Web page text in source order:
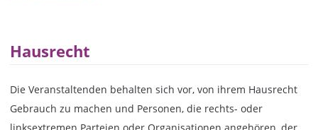
Hausrecht
Die Veranstaltenden behalten sich vor, von ihrem Hausrecht
Gebrauch zu machen und Personen, die rechts- oder